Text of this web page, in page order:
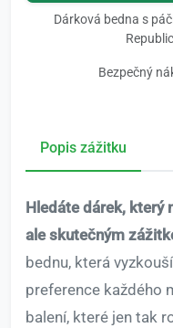
Dárková bedna s
Bezpečný
Popis zážitku
Hledáte dárek, který
ale skutečným
bednu, která
preference každého
balení, které jen tak